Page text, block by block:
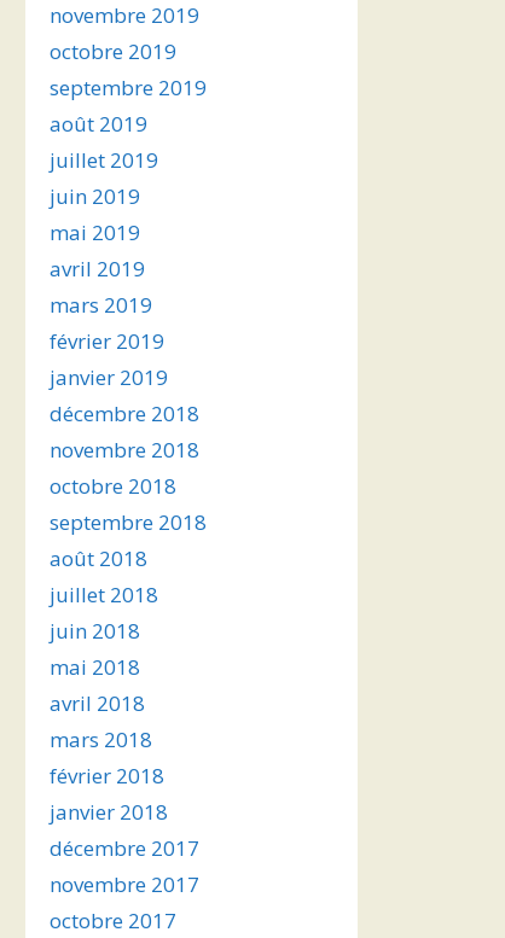
novembre 2019
octobre 2019
septembre 2019
août 2019
juillet 2019
juin 2019
mai 2019
avril 2019
mars 2019
février 2019
janvier 2019
décembre 2018
novembre 2018
octobre 2018
septembre 2018
août 2018
juillet 2018
juin 2018
mai 2018
avril 2018
mars 2018
février 2018
janvier 2018
décembre 2017
novembre 2017
octobre 2017